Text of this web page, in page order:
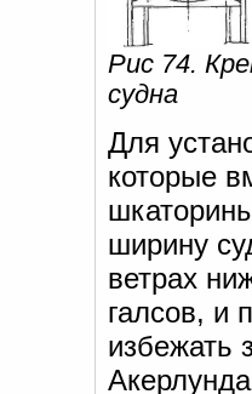
Рис 74.
судна
Для
которые
ширину
ветрах
галсов, и
избежать